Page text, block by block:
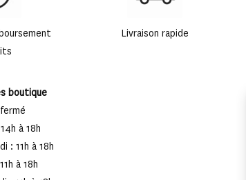
Livraison rapide
boutique
à 18h
: 11h à 18h
à 18h